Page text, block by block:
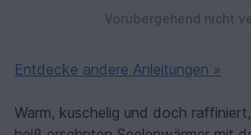
Vorübergehend nicht
Entdecke andere Anleitungen »
Warm, kuschelig und doch